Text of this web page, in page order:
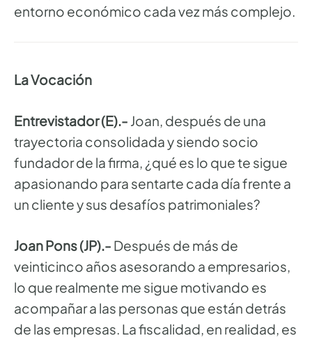
entorno económico cada vez más complejo.
La Vocación
Entrevistador (E).- Joan, después de una
trayectoria consolidada y siendo socio
fundador de la firma, ¿qué es lo que te sigue
apasionando para sentarte cada día frente a
un cliente y sus desafíos patrimoniales?
Joan Pons (JP).- Después de más de
veinticinco años asesorando a empresarios,
lo que realmente me sigue motivando es
acompañar a las personas que están detrás
de las empresas. La fiscalidad, en realidad, es